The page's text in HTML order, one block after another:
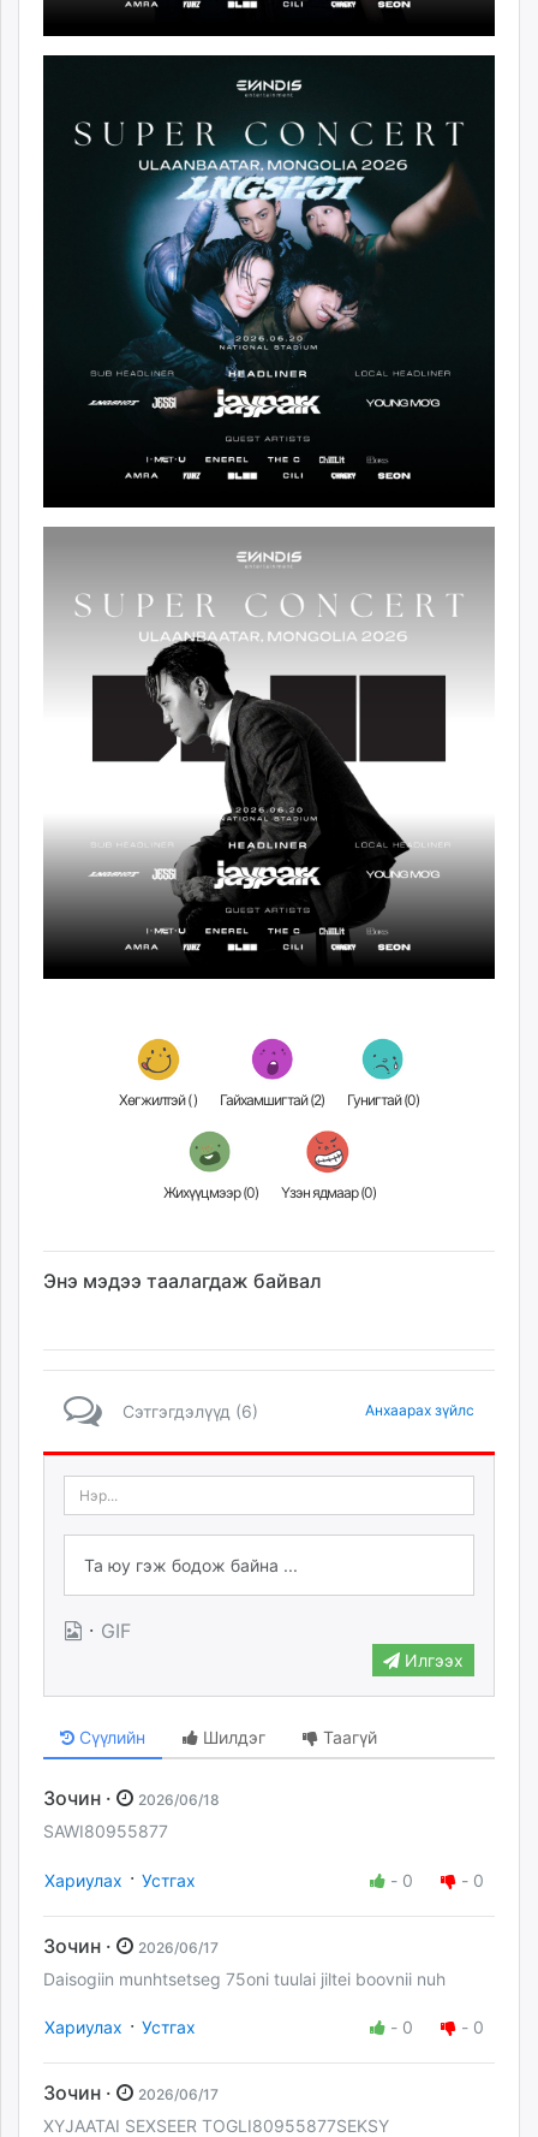
Хөгжилтэй () Гайхамшигтай (2) Гунигтай (0)
Жихүүцмээр (0) Үзэн ядмаар (0)
Энэ мэдээ таалагдаж байвал
Сэтгэгдэлүүд (6) Анхаарах зүйлс
· GIF
Илгээх
Сүүлийн Шилдэг Таагүй
Зочин · 2026/06/18
SAWI80955877
Хариулах · Устгах - 0 - 0
Зочин · 2026/06/17
Daisogiin munhtsetseg 75oni tuulai jiltei boovnii nuh
Хариулах · Устгах - 0 - 0
Зочин · 2026/06/17
XYJAATAI SEXSEER TOGLI80955877SEKSY